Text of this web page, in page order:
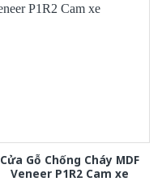
Cửa Gỗ Chống Cháy MDF
Veneer P1R2 Cam xe